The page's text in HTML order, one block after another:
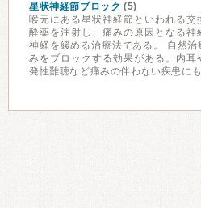
星状神経節ブロック (5)
喉元にある星状神経節といわれる交
酔薬を注射し、痛みの原因となる神
神経を緩める治療法である。 自然
みをブロックする効果がある。内耳
発性難聴など痛みの伴わない疾患にも